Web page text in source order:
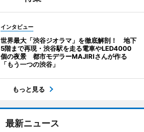
インタビュー
世界最大「渋谷ジオラマ」を徹底解剖！ 地下
5階まで再現・渋谷駅を走る電車やLED4000
個の夜景 都市モデラーMAJIRIさんが作る
「もう一つの渋谷」
もっと見る
最新ニュース